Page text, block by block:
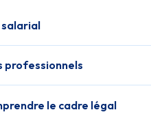
professionnels
le cadre légal